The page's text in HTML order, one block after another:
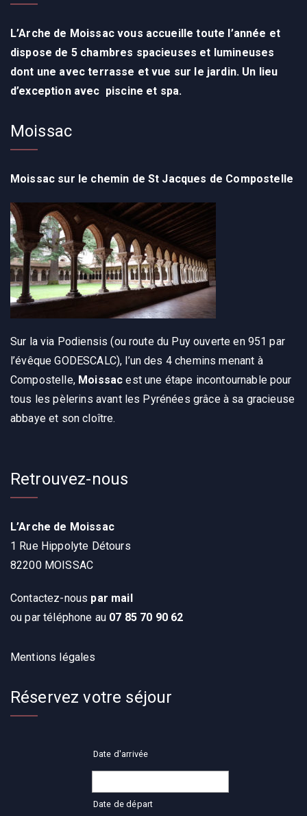
L’Arche de Moissac vous accueille toute l’année et
dispose de 5 chambres spacieuses et lumineuses
dont une avec terrasse et vue sur le jardin. Un lieu
d’exception avec piscine et spa.
Moissac
Moissac sur le chemin de St Jacques de Compostelle
Sur la via Podiensis (ou route du Puy ouverte en 951 par
l’évêque GODESCALC), l’un des 4 chemins menant à
Compostelle, Moissac est une étape incontournable pour
tous les pèlerins avant les Pyrénées grâce à sa gracieuse
abbaye et son cloître.
Retrouvez-nous
L’Arche de Moissac
1 Rue Hippolyte Détours
82200 MOISSAC
Contactez-nous par mail
ou par téléphone au 07 85 70 90 62
Mentions légales
Réservez votre séjour
Date d'arrivée
Date de départ